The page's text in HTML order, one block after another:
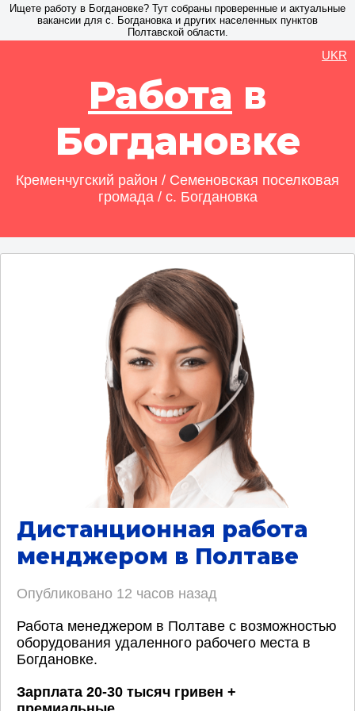
Ищете работу в Богдановке? Тут собраны проверенные и актуальные
вакансии для с. Богдановка и других населенных пунктов
Полтавской области.
Работа в
Богдановке
Кременчугский район / Семеновская поселковая
громада / с. Богдановка
UKR
Дистанционная работа
менджером в Полтаве
Опубликовано 12 часов назад
Работа менеджером в Полтаве с возможностью
оборудования удаленного рабочего места в
Богдановке.
Зарплата 20-30 тысяч гривен +